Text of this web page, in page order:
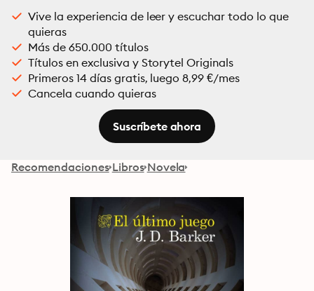
Vive la experiencia de leer y escuchar todo lo que
quieras
Más de 650.000 títulos
Títulos en exclusiva y Storytel Originals
Primeros 14 días gratis, luego 8,99 €/mes
Cancela cuando quieras
Suscríbete ahora
Recomendaciones Libros Novela